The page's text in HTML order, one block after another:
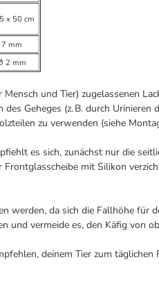
x 50 cm
7 mm
2 mm
und Tier) zugelassenen
Geheges (z. B. durch Urinieren
zu verwenden (siehe
es sich, zunächst nur die
mit Silikon
werden, da sich die Fallhöhe für
und vermeide es, den Käfig von
deinem Tier zum täglichen